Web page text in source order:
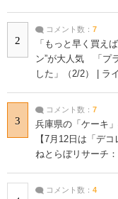
2
コメント数： 7
「もっと早く買え
ン”が大人気 「プ
した」（2/2） | ラ
3
コメント数： 7
兵庫県の「ケーキ
【7月12日は「デ
ねとらぼリサーチ
コメント数： 4